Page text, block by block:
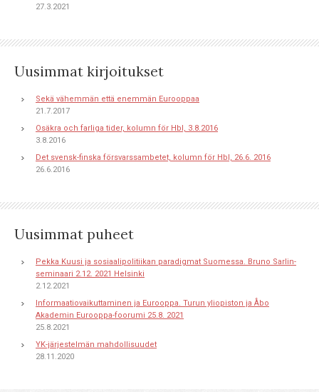
27.3.2021
Uusimmat kirjoitukset
Sekä vähemmän että enemmän Eurooppaa
21.7.2017
Osäkra och farliga tider, kolumn för Hbl, 3.8.2016
3.8.2016
Det svensk-finska försvarssambetet, kolumn för Hbl, 26.6. 2016
26.6.2016
Uusimmat puheet
Pekka Kuusi ja sosiaalipolitiikan paradigmat Suomessa. Bruno Sarlin-
seminaari 2.12. 2021 Helsinki
2.12.2021
Informaatiovaikuttaminen ja Eurooppa. Turun yliopiston ja Åbo
Akademin Eurooppa-foorumi 25.8. 2021
25.8.2021
YK-järjestelmän mahdollisuudet
28.11.2020